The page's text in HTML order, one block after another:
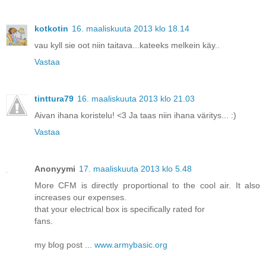
kotkotin 16. maaliskuuta 2013 klo 18.14
vau kyll sie oot niin taitava...kateeks melkein käy..
Vastaa
tinttura79 16. maaliskuuta 2013 klo 21.03
Aivan ihana koristelu! <3 Ja taas niin ihana väritys... :)
Vastaa
Anonyymi 17. maaliskuuta 2013 klo 5.48
More CFM is directly proportional to the cool air. It also
increases our expenses.
that your electrical box is specifically rated for
fans.
my blog post ... www.armybasic.org